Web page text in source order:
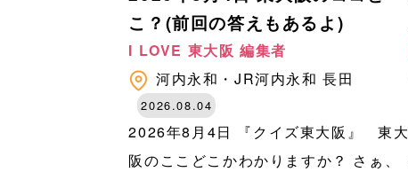
こ？(前回の答えもあるよ)
I LOVE 東大阪 編集者
河内永和・JR河内永和 長田
2026.08.04
2026年8月4日 『クイズ東大阪』 東大
阪のここどこかわかりますか？ さぁ、